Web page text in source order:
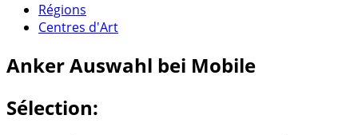
Régions
Centres d'Art
AnkerAuswahl bei Mobile
Sélection: